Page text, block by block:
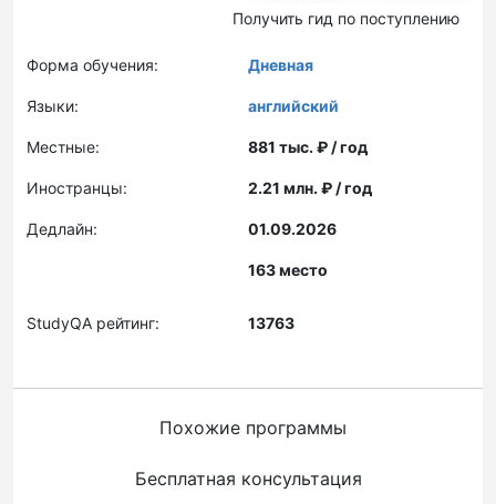
Получить гид по поступлению
Форма обучения: Дневная
Языки: английский
Местные: 881 тыс. ₽ / год
Иностранцы: 2.21 млн. ₽ / год
Дедлайн: 01.09.2026
163 место
StudyQA рейтинг: 13763
Похожие программы
Бесплатная консультация